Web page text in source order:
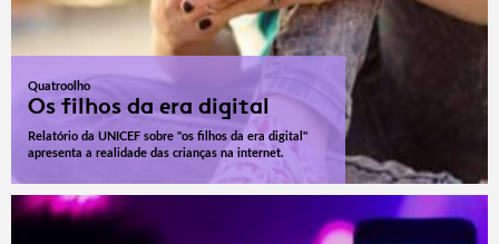
Quatroolho
Os filhos da era digital
Relatório da UNICEF sobre "os filhos da era digital"
apresenta a realidade das crianças na internet.